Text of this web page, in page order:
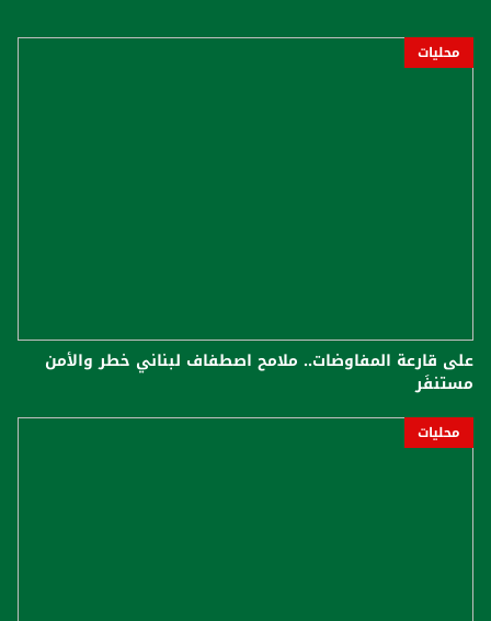
محليات
على قارعة المفاوضات.. ملامح اصطفاف لبناني خطر والأمن
مستنفَر
محليات